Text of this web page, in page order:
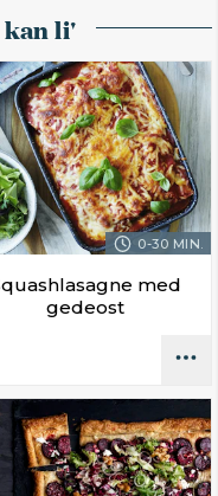
kan li'
0-30 MIN.
med
gedeost